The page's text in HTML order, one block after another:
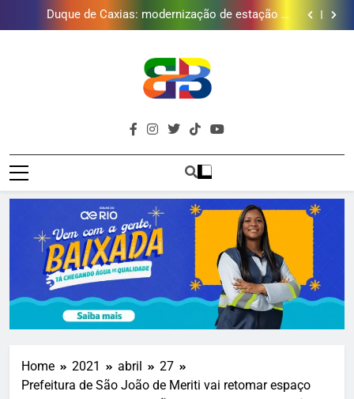
Golfe e fortalece projeto que atende 140 crianças
Duque de Caxias: modernização de estação de
tratamento reforça abastecimento de água
Guanabara tem diversas opções de vinhos para
Lins em Nova Iguaçu neste fim de semana
Japeri renova termo de concessão do Campo de
Golfe e fortalece projeto que atende 140 crianças
Duque de Caxias: modernização de estação de
tratamento reforça abastecimento de água
Guanabara tem diversas opções de vinhos para
presentear o seu pai. Descubra como escolher o que
Gastro Samba reúne Nosso Sentimento e Gustavo
Brava
Baixada
Baixada Fluminense Em Destaque!
Home 2021 abril
27
Prefeitura de São João de Meriti vai retomar espaço